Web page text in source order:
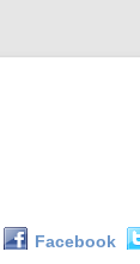
Facebook